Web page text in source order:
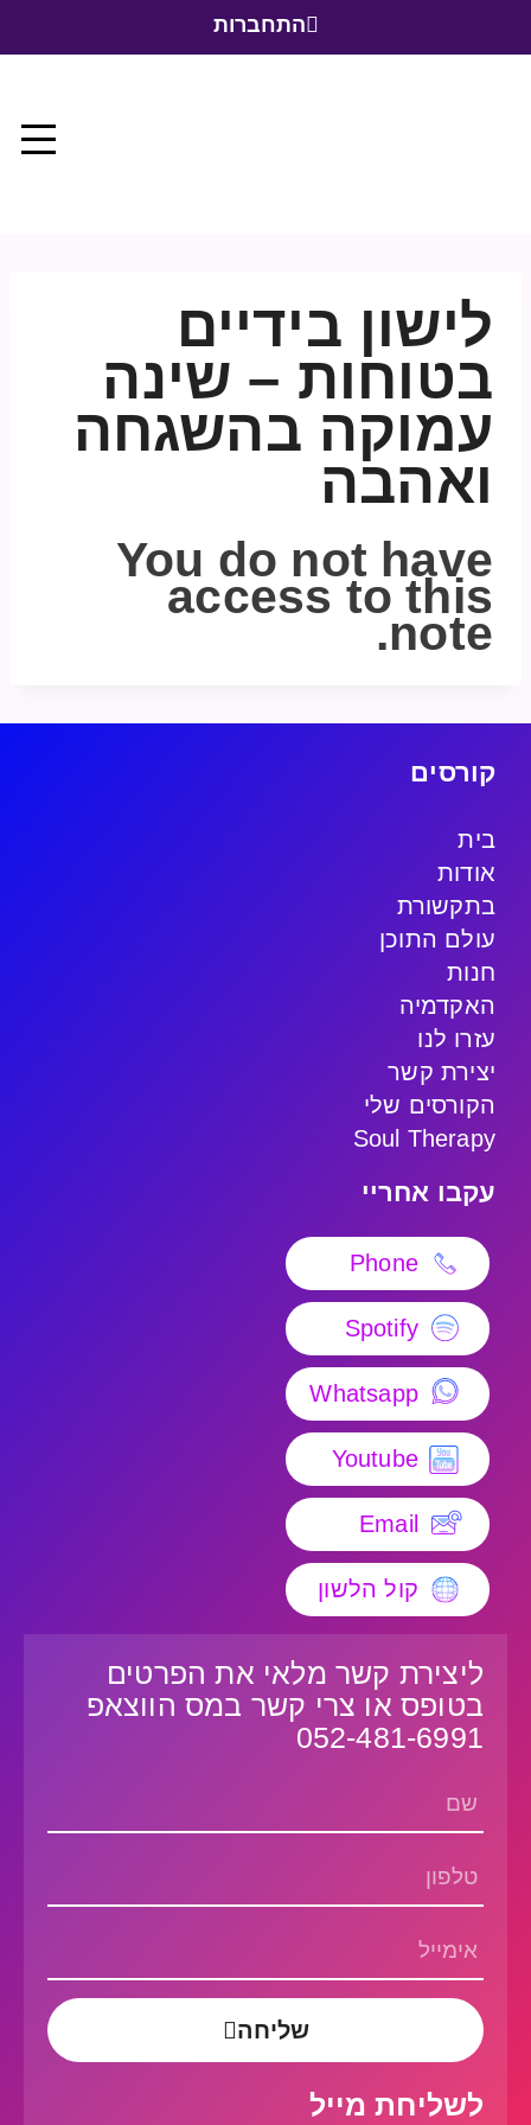
התחברות
לישון בידיים
בטוחות – שינה
עמוקה בהשגחה
ואהבה
You do not have
access to this
note.
קורסים
בית
אודות
בתקשורת
עולם התוכן
חנות
האקדמיה
עזרו לנו
יצירת קשר
הקורסים שלי
Soul Therapy
עקבו אחריי
Phone
Spotify
Whatsapp
Youtube
Email
קול הלשון
ליצירת קשר מלאי את הפרטים
בטופס או צרי קשר במס הווצאפ
052-481-6991
שליחה
לשליחת מייל